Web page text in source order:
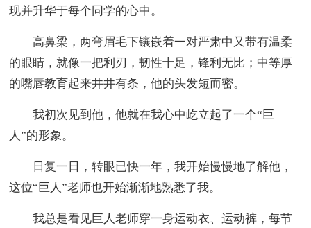
现并升华于每个同学的心中。
高鼻梁，两弯眉毛下镶嵌着一对严肃中又带有温柔
的眼睛，就像一把利刃，韧性十足，锋利无比；中等厚
的嘴唇教育起来井井有条，他的头发短而密。
我初次见到他，他就在我心中屹立起了一个“巨
人”的形象。
日复一日，转眼已快一年，我开始慢慢地了解他，
这位“巨人”老师也开始渐渐地熟悉了我。
我总是看见巨人老师穿一身运动衣、运动裤，每节